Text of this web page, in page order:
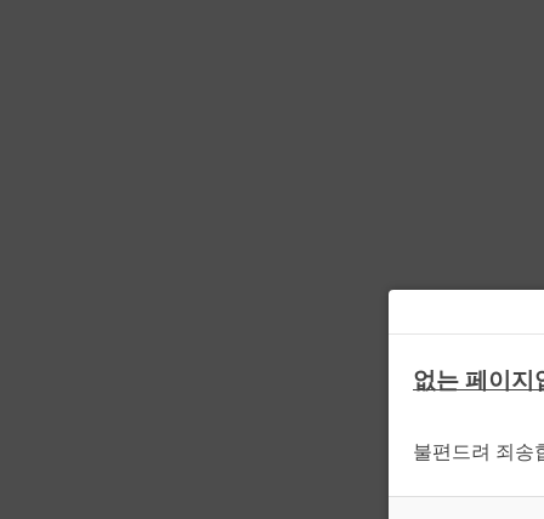
없는 페이지
불편드려 죄송